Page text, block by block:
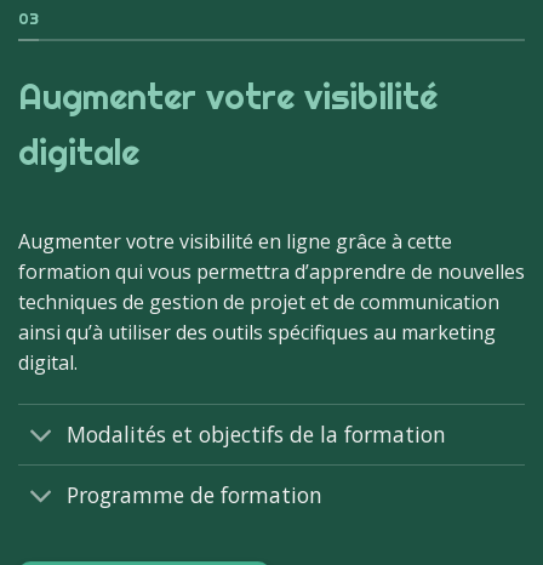
03
Augmenter votre visibilité
digitale
Augmenter votre visibilité en ligne grâce à cette
formation qui vous permettra d’apprendre de nouvelles
techniques de gestion de projet et de communication
ainsi qu’à utiliser des outils spécifiques au marketing
digital.
Modalités et objectifs de la formation
Programme de formation